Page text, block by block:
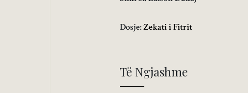
Dosje:Zekati i Fitrit
Të Ngjashme